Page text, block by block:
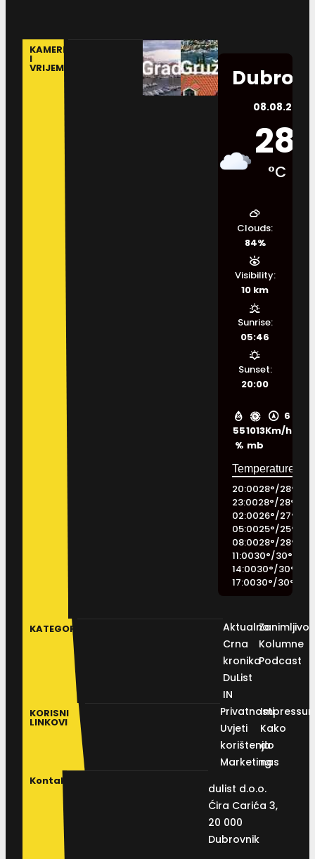
KAMERE
I
VRIJEME
08.08.2026.
28
°C
55
%
1013
mb
6
Km/h
Clouds:
84%
Visibility:
10 km
Sunrise:
05:46
Sunset:
20:00
20:0028°/28°
23:0028°/28°
02:0026°/27°
05:0025°/25°
08:0028°/28°
11:0030°/30°
14:0030°/30°
17:0030°/30°
KATEGORIJE
Aktualno
Crna
kronika
DuList
IN
Kolumne
Podcast
KORISNI
LINKOVI
Privatnosti
Uvjeti
korištenja
Marketing
Kako
do
nas
Kontakt
dulist d.o.o.
Ćira Carića 3,
20 000
Dubrovnik